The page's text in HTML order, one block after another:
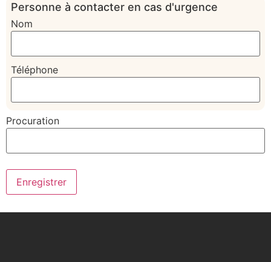
Personne à contacter en cas d'urgence
Nom
Téléphone
Procuration
Enregistrer